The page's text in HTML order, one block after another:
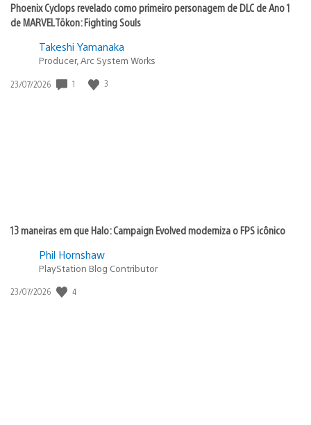
Phoenix Cyclops revelado como primeiro personagem de DLC de Ano 1
de MARVEL Tōkon: Fighting Souls
Takeshi Yamanaka
Producer, Arc System Works
Data
23/07/2026 1 3
13 maneiras em que Halo: Campaign Evolved moderniza o FPS icônico
Phil Hornshaw
PlayStation Blog Contributor
Data
23/07/2026 4